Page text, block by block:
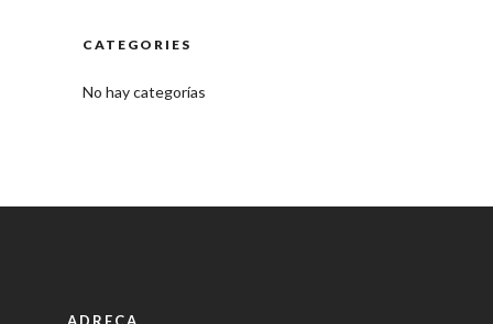
CATEGORIES
No hay categorías